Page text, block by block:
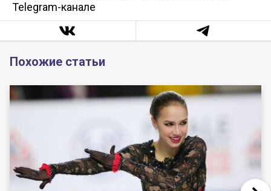
Telegram-канале
Похожие статьи